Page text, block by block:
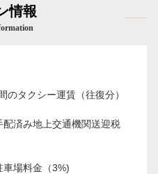
情報
のタクシー運賃（往復分）
済み地上交通機関送迎税
場料金（3%)